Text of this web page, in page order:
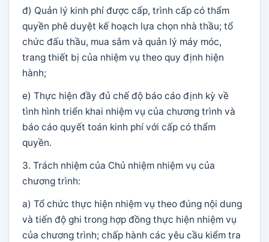
đ) Quản lý kinh phí được cấp, trình cấp có thẩm
quyền phê duyệt kế hoạch lựa chọn nhà thầu; tổ
chức đấu thầu, mua sắm và quản lý máy móc,
trang thiết bị của nhiệm vụ theo quy định hiện
hành;
e) Thực hiện đầy đủ chế độ báo cáo định kỳ về
tình hình triển khai nhiệm vụ của chương trình và
báo cáo quyết toán kinh phí với cấp có thẩm
quyền.
3. Trách nhiệm của Chủ nhiệm nhiệm vụ của
chương trình:
a) Tổ chức thực hiện nhiệm vụ theo đúng nội dung
và tiến độ ghi trong hợp đồng thực hiện nhiệm vụ
của chương trình; chấp hành các yêu cầu kiểm tra